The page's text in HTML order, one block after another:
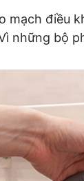
mạch điều
những bộ